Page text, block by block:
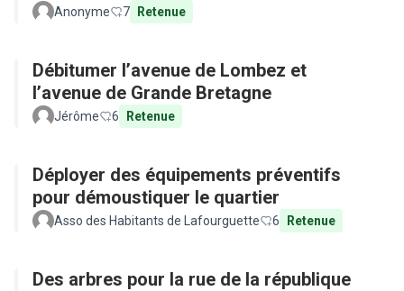
Anonyme 7 Retenue
Débitumer l’avenue de Lombez et
l’avenue de Grande Bretagne
Jérôme 6 Retenue
Déployer des équipements préventifs
pour démoustiquer le quartier
Asso des Habitants de Lafourguette 6 Retenue
Des arbres pour la rue de la république